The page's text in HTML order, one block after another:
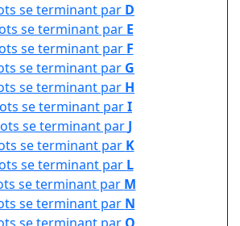
se terminant par D
se terminant par E
se terminant par F
se terminant par G
se terminant par H
se terminant parI
se terminant par J
se terminant par K
se terminant par L
se terminant par M
se terminant par N